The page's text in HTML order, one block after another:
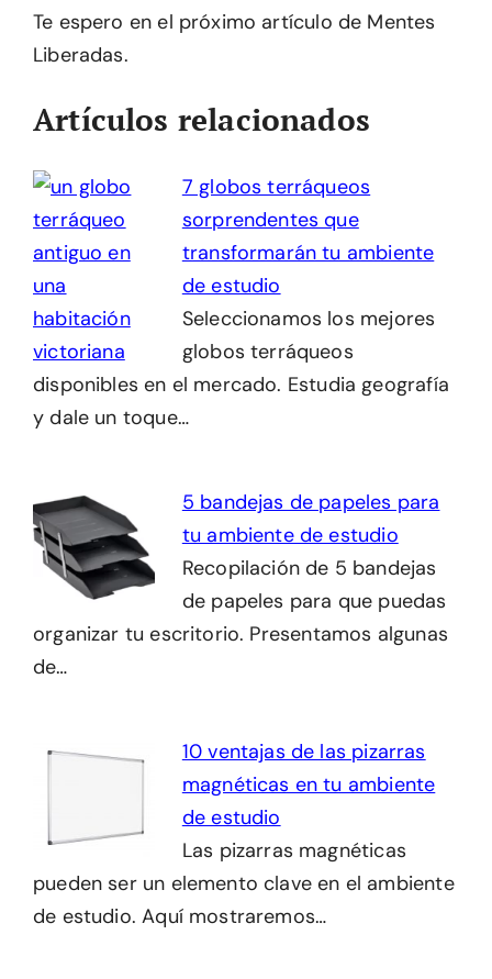
Te espero en el próximo artículo de Mentes
Liberadas.
Artículos relacionados
7 globos terráqueos
sorprendentes que
transformarán tu ambiente
de estudio
Seleccionamos los mejores
globos terráqueos
disponibles en el mercado. Estudia geografía
y dale un toque…
5 bandejas de papeles para
tu ambiente de estudio
Recopilación de 5 bandejas
de papeles para que puedas
organizar tu escritorio. Presentamos algunas
de…
10 ventajas de las pizarras
magnéticas en tu ambiente
de estudio
Las pizarras magnéticas
pueden ser un elemento clave en el ambiente
de estudio. Aquí mostraremos…